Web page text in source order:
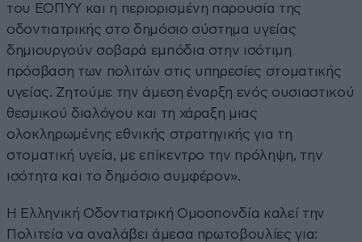
του ΕΟΠΥΥ και η περιορισμένη παρουσία της
οδοντιατρικής στο δημόσιο σύστημα υγείας
δημιουργούν σοβαρά εμπόδια στην ισότιμη
πρόσβαση των πολιτών στις υπηρεσίες στοματικής
υγείας. Ζητούμε την άμεση έναρξη ενός ουσιαστικού
θεσμικού διαλόγου και τη χάραξη μιας
ολοκληρωμένης εθνικής στρατηγικής για τη
στοματική υγεία, με επίκεντρο την πρόληψη, την
ισότητα και το δημόσιο συμφέρον».
Η Ελληνική Οδοντιατρική Ομοσπονδία καλεί την
Πολιτεία να αναλάβει άμεσα πρωτοβουλίες για: